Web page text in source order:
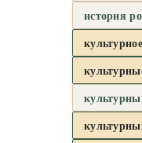
история